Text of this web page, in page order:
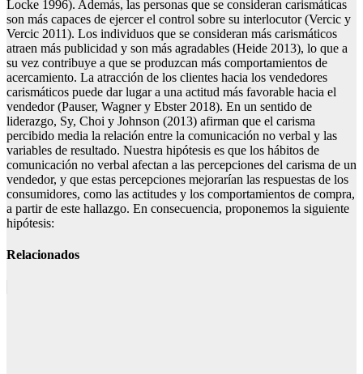
Locke 1996). Además, las personas que se consideran carismáticas
son más capaces de ejercer el control sobre su interlocutor (Vercic y
Vercic 2011). Los individuos que se consideran más carismáticos
atraen más publicidad y son más agradables (Heide 2013), lo que a
su vez contribuye a que se produzcan más comportamientos de
acercamiento. La atracción de los clientes hacia los vendedores
carismáticos puede dar lugar a una actitud más favorable hacia el
vendedor (Pauser, Wagner y Ebster 2018). En un sentido de
liderazgo, Sy, Choi y Johnson (2013) afirman que el carisma
percibido media la relación entre la comunicación no verbal y las
variables de resultado. Nuestra hipótesis es que los hábitos de
comunicación no verbal afectan a las percepciones del carisma de un
vendedor, y que estas percepciones mejorarían las respuestas de los
consumidores, como las actitudes y los comportamientos de compra,
a partir de este hallazgo. En consecuencia, proponemos la siguiente
hipótesis:
Relacionados